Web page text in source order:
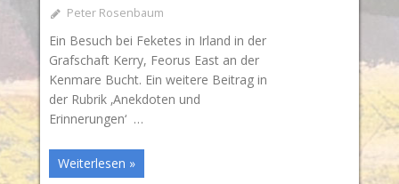
Peter Rosenbaum
Ein Besuch bei Feketes in Irland in der
Grafschaft Kerry, Feorus East an der
Kenmare Bucht. Ein weitere Beitrag in
der Rubrik ‚Anekdoten und
Erinnerungen‘ …
Weiterlesen »